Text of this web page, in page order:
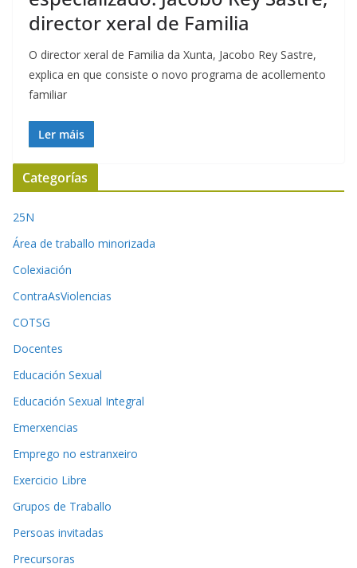
director xeral de Familia
O director xeral de Familia da Xunta, Jacobo Rey Sastre,
explica en que consiste o novo programa de acollemento
familiar
Ler máis
Categorías
25N
Área de traballo minorizada
Colexiación
ContraAsViolencias
COTSG
Docentes
Educación Sexual
Educación Sexual Integral
Emerxencias
Emprego no estranxeiro
Exercicio Libre
Grupos de Traballo
Persoas invitadas
Precursoras